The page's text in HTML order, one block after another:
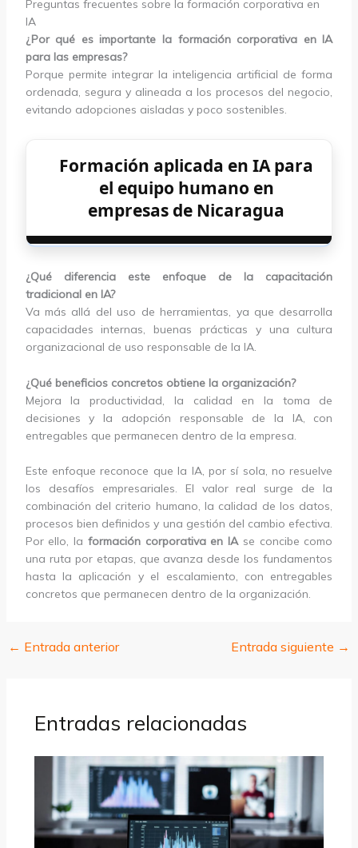
Preguntas frecuentes sobre la formación corporativa en
IA
¿Por qué es importante la formación corporativa en IA
para las empresas?
Porque permite integrar la inteligencia artificial de forma
ordenada, segura y alineada a los procesos del negocio,
evitando adopciones aisladas y poco sostenibles.
Formación aplicada en IA para
el equipo humano en
empresas de Nicaragua
¿Qué diferencia este enfoque de la capacitación
tradicional en IA?
Va más allá del uso de herramientas, ya que desarrolla
capacidades internas, buenas prácticas y una cultura
organizacional de uso responsable de la IA.
¿Qué beneficios concretos obtiene la organización?
Mejora la productividad, la calidad en la toma de
decisiones y la adopción responsable de la IA, con
entregables que permanecen dentro de la empresa.
Este enfoque reconoce que la IA, por sí sola, no resuelve
los desafíos empresariales. El valor real surge de la
combinación del criterio humano, la calidad de los datos,
procesos bien definidos y una gestión del cambio efectiva.
Por ello, la formación corporativa en IAse concibe como
una ruta por etapas, que avanza desde los fundamentos
hasta la aplicación y el escalamiento, con entregables
concretos que permanecen dentro de la organización.
← Entrada anterior Entrada siguiente →
Entradas relacionadas